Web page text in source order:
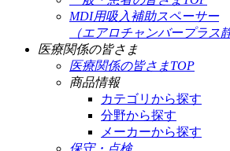
MDI用吸入補助スペーサー
（エアロチャンバープラス
医療関係の皆さま
医療関係の皆さまTOP
商品情報
カテゴリから探す
分野から探す
メーカーから探す
保守・点検